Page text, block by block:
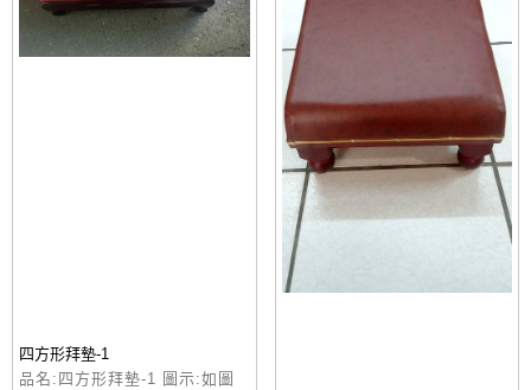
四方形拜墊-1
品名:四方形拜墊-1 圖示:如圖